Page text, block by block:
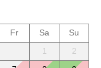
Fr Sa
Su
1
2